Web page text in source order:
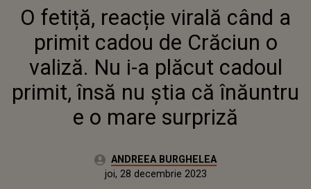
CADOU DE CRĂCIUN O VALIZĂ. NU I-A
PLĂCUT CADOUL PRIMIT, ÎNSĂ NU ȘTIA CĂ
ÎNĂUNTRU E O MARE SURPRIZĂ
O fetiță, reacție virală când a
primit cadou de Crăciun o
valiză. Nu i-a plăcut cadoul
primit, însă nu știa că înăuntru
e o mare surpriză
Autor:ANDREEA BURGHELEA
miercuri, 28 decembrie 2022
Actualizat:
joi, 28 decembrie 2023